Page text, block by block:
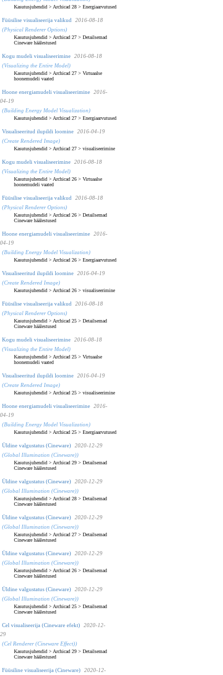
Kasutusjuhendid > Archicad 28 > Energiaarvutused
Füüsilise visualiseerija valikud
2016-08-18
(Physical Renderer Options)
Kasutusjuhendid > Archicad 27 > Detailsemad
Cineware häälestused
Kogu mudeli visualiseerimine
2016-08-18
(Visualizing the Entire Model)
Kasutusjuhendid > Archicad 27 > Virtuaalse
hoonemudeli vaated
Hoone energiamudeli visualiseerimine
2016-
04-19
(Building Energy Model Visualization)
Kasutusjuhendid > Archicad 27 > Energiaarvutused
Visualiseeritud ilupildi loomine
2016-04-19
(Create Rendered Image)
Kasutusjuhendid > Archicad 27 > visualiseerimine
Kogu mudeli visualiseerimine
2016-08-18
(Visualizing the Entire Model)
Kasutusjuhendid > Archicad 26 > Virtuaalse
hoonemudeli vaated
Füüsilise visualiseerija valikud
2016-08-18
(Physical Renderer Options)
Kasutusjuhendid > Archicad 26 > Detailsemad
Cineware häälestused
Hoone energiamudeli visualiseerimine
2016-
04-19
(Building Energy Model Visualization)
Kasutusjuhendid > Archicad 26 > Energiaarvutused
Visualiseeritud ilupildi loomine
2016-04-19
(Create Rendered Image)
Kasutusjuhendid > Archicad 26 > visualiseerimine
Füüsilise visualiseerija valikud
2016-08-18
(Physical Renderer Options)
Kasutusjuhendid > Archicad 25 > Detailsemad
Cineware häälestused
Kogu mudeli visualiseerimine
2016-08-18
(Visualizing the Entire Model)
Kasutusjuhendid > Archicad 25 > Virtuaalse
hoonemudeli vaated
Visualiseeritud ilupildi loomine
2016-04-19
(Create Rendered Image)
Kasutusjuhendid > Archicad 25 > visualiseerimine
Hoone energiamudeli visualiseerimine
2016-
04-19
(Building Energy Model Visualization)
Kasutusjuhendid > Archicad 25 > Energiaarvutused
Üldine valgustatus (Cineware)
2020-12-29
(Global Illumination (Cineware))
Kasutusjuhendid > Archicad 29 > Detailsemad
Cineware häälestused
Üldine valgustatus (Cineware)
2020-12-29
(Global Illumination (Cineware))
Kasutusjuhendid > Archicad 28 > Detailsemad
Cineware häälestused
Üldine valgustatus (Cineware)
2020-12-29
(Global Illumination (Cineware))
Kasutusjuhendid > Archicad 27 > Detailsemad
Cineware häälestused
Üldine valgustatus (Cineware)
2020-12-29
(Global Illumination (Cineware))
Kasutusjuhendid > Archicad 26 > Detailsemad
Cineware häälestused
Üldine valgustatus (Cineware)
2020-12-29
(Global Illumination (Cineware))
Kasutusjuhendid > Archicad 25 > Detailsemad
Cineware häälestused
Cel visualiseerija (Cineware efekt)
2020-12-
29
(Cel Renderer (Cineware Effect))
Kasutusjuhendid > Archicad 29 > Detailsemad
Cineware häälestused
Füüsiline visualiseerija (Cineware)
2020-12-